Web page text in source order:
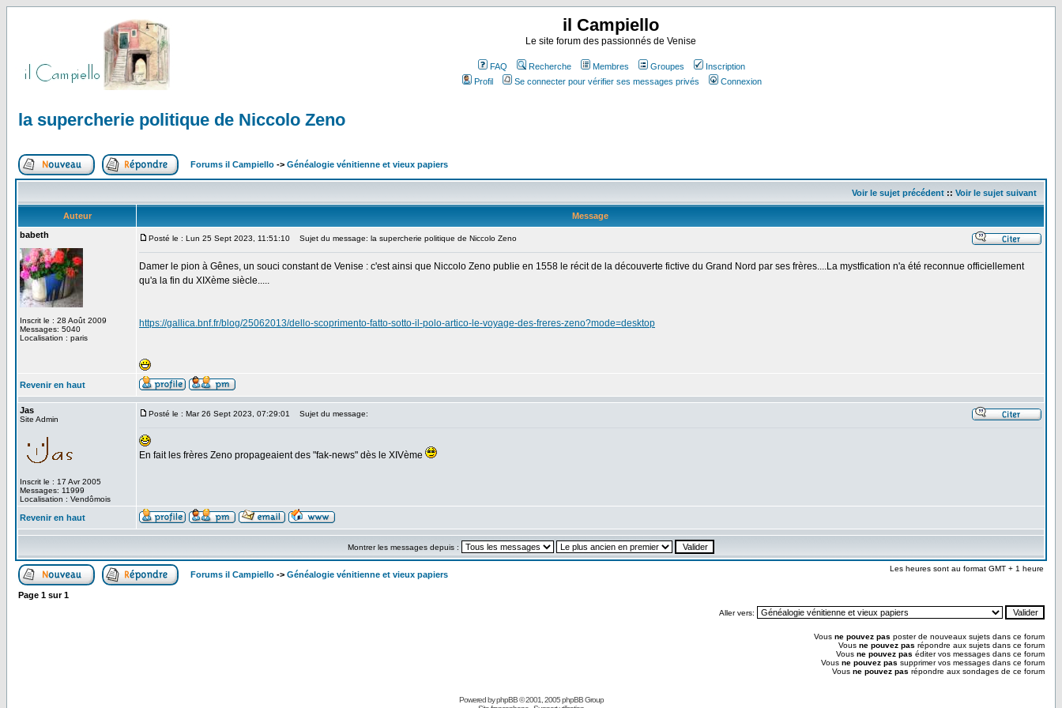
il Campiello
Le site forum des passionnés de Venise
FAQ Recherche Membres Groupes
Inscription
Profil
Se connecter pour vérifier ses messages privés Connexion
la supercherie politique de Niccolo Zeno
Forums il Campiello -> Généalogie vénitienne et vieux papiers
Voir le sujet précédent :: Voir le sujet suivant
Auteur
Message
babeth
Inscrit le : 28 Août 2009
Messages: 5040
Localisation : paris
Posté le : Lun 25 Sept 2023, 11:51:10 Sujet du message: la supercherie politique de Niccolo Zeno
Damer le pion à Gênes, un souci constant de Venise : c'est ainsi que Niccolo Zeno publie en 1558 le récit de la découverte fictive du Grand Nord par ses frères....La mystfication n'a été reconnue officiellement
qu'a la fin du XIXème siècle.....
https://gallica.bnf.fr/blog/25062013/dello-scoprimento-fatto-sotto-il-polo-artico-le-voyage-des-freres-zeno?mode=desktop
Revenir en haut
Jas
Site Admin
Inscrit le : 17 Avr 2005
Messages: 11999
Localisation : Vendômois
Posté le : Mar 26 Sept 2023, 07:29:01 Sujet du message:
En fait les frères Zeno propageaient des "fak-news" dès le XIVème
Revenir en haut
Montrer les messages depuis :
Forums il Campiello -> Généalogie vénitienne et vieux papiers
Les heures sont au format GMT + 1 heure
Page 1 sur1
Aller vers:
Vous ne pouvez pas poster de nouveaux sujets dans ce forum
Vous ne pouvez pas répondre aux sujets dans ce forum
Vous ne pouvez pas éditer vos messages dans ce forum
Vous ne pouvez pas supprimer vos messages dans ce forum
Vous ne pouvez pas répondre aux sondages de ce forum
Powered byphpBB© 2001, 2005 phpBB Group